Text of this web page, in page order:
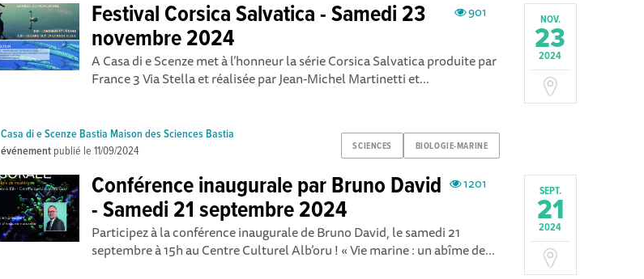
NOV.
23
2024
901
Festival Corsica Salvatica - Samedi 23
novembre 2024
A Casa di e Scenze met à l’honneur la série Corsica Salvatica produite par
France 3 Via Stella et réalisée par Jean-Michel Martinetti et...
SCIENCES BIOLOGIE-MARINE
Casa di e Scenze Bastia Maison des Sciences Bastia
événement publié le11/09/2024
SEPT.
21
2024
1201
Conférence inaugurale par Bruno David
- Samedi 21 septembre 2024
Participez à la conférence inaugurale de Bruno David, le samedi 21
septembre à 15h au Centre Culturel Alb’oru ! « Vie marine : un abîme de...